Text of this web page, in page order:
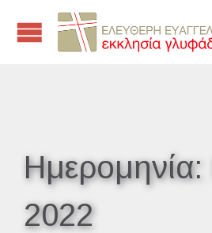
Ημερομηνία:
2022